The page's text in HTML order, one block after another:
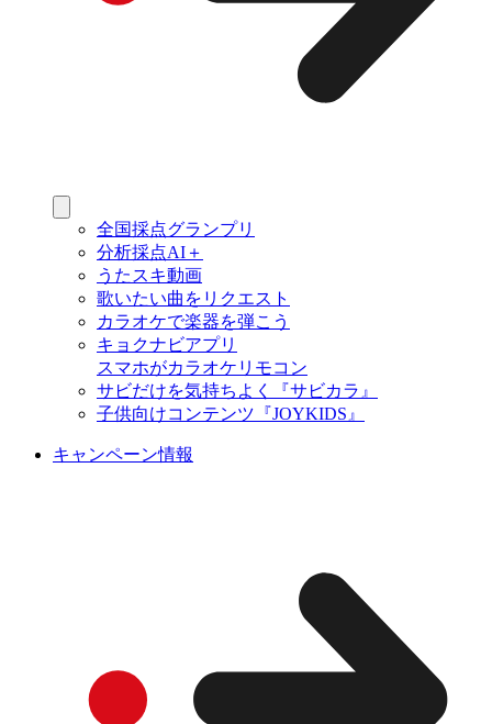
全国採点グランプリ
分析採点AI＋
うたスキ動画
歌いたい曲をリクエスト
カラオケで楽器を弾こう
キョクナビアプリ
スマホがカラオケリモコン
サビだけを気持ちよく『サビカラ』
子供向けコンテンツ『JOYKIDS』
キャンペーン情報